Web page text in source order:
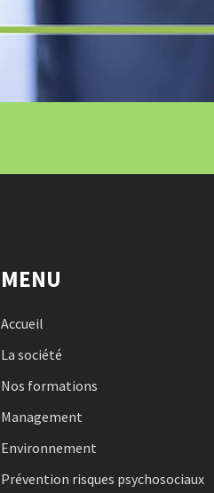
MENU
Accueil
La société
Nos formations
Management
Environnement
Prévention risques psychosociaux